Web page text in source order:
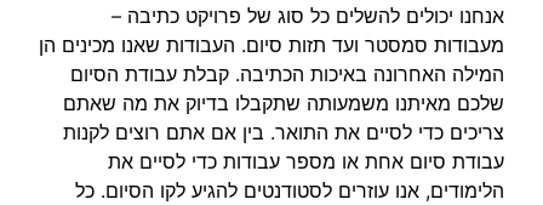
אנחנו יכולים להשלים כל סוג של פרויקט כתיבה –
מעבודות סמסטר ועד תזות סיום. העבודות שאנו מכינים הן
המילה האחרונה באיכות הכתיבה. קבלת עבודת הסיום
שלכם מאיתנו משמעותה שתקבלו בדיוק את מה שאתם
צריכים כדי לסיים את התואר. בין אם אתם רוצים לקנות
עבודת סיום אחת או מספר עבודות כדי לסיים את
הלימודים, אנו עוזרים לסטודנטים להגיע לקו הסיום. כל